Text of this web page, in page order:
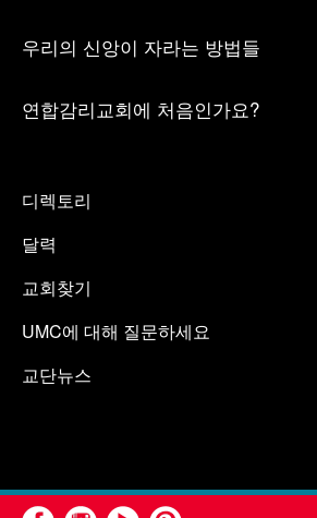
우리의 신앙이 자라는 방법들
연합감리교회에 처음인가요?
디렉토리
달력
교회찾기
UMC에 대해 질문하세요
교단뉴스